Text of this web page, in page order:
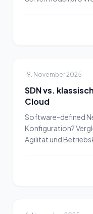
19. November 2025
SDN vs.
Cloud
Software-defined
Konfiguration?
Agilität und